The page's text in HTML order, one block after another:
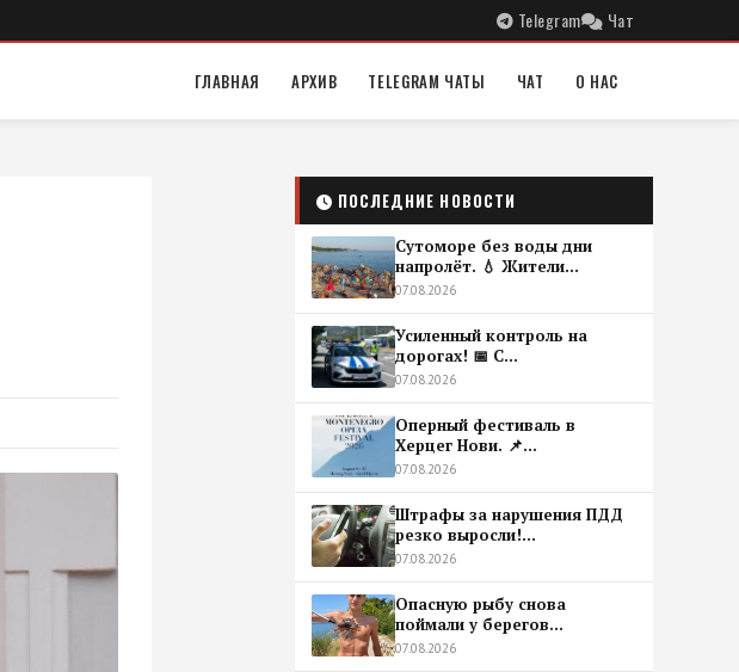
Telegram Чат
ГЛАВНАЯ АРХИВ TELEGRAM ЧАТЫ ЧАТ О НАС
ПОСЛЕДНИЕ НОВОСТИ
Сутоморе без воды дни
напролёт. 💧 Жители...
07.08.2026
Усиленный контроль на
дорогах! 📅 С...
07.08.2026
Оперный фестиваль в
Херцег Нови. 📌...
07.08.2026
Штрафы за нарушения ПДД
резко выросли!...
07.08.2026
Опасную рыбу снова
поймали у берегов...
07.08.2026